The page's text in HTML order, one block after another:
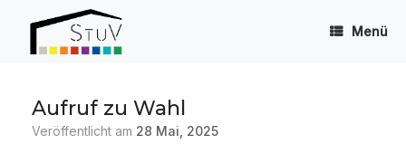
Menü
Aufruf zu Wahl
Veröffentlicht am 28 Mai, 2025